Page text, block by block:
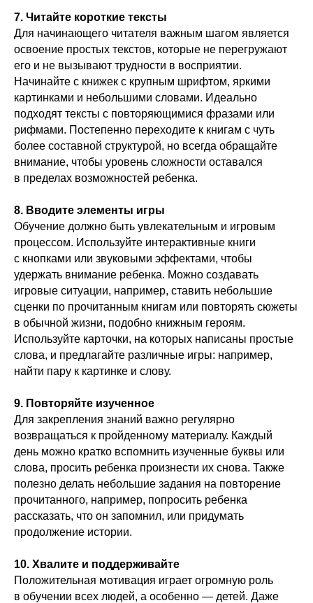
7. Читайте короткие тексты
Для начинающего читателя важным шагом является
освоение простых текстов, которые не перегружают
его и не вызывают трудности в восприятии.
Начинайте с книжек с крупным шрифтом, яркими
картинками и небольшими словами. Идеально
подходят тексты с повторяющимися фразами или
рифмами. Постепенно переходите к книгам с чуть
более составной структурой, но всегда обращайте
внимание, чтобы уровень сложности оставался
в пределах возможностей ребенка.
8. Вводите элементы игры
Обучение должно быть увлекательным и игровым
процессом. Используйте интерактивные книги
с кнопками или звуковыми эффектами, чтобы
удержать внимание ребенка. Можно создавать
игровые ситуации, например, ставить небольшие
сценки по прочитанным книгам или повторять сюжеты
в обычной жизни, подобно книжным героям.
Используйте карточки, на которых написаны простые
слова, и предлагайте различные игры: например,
найти пару к картинке и слову.
9. Повторяйте изученное
Для закрепления знаний важно регулярно
возвращаться к пройденному материалу. Каждый
день можно кратко вспомнить изученные буквы или
слова, просить ребенка произнести их снова. Также
полезно делать небольшие задания на повторение
прочитанного, например, попросить ребенка
рассказать, что он запомнил, или придумать
продолжение истории.
10. Хвалите и поддерживайте
Положительная мотивация играет огромную роль
в обучении всех людей, а особенно — детей. Даже